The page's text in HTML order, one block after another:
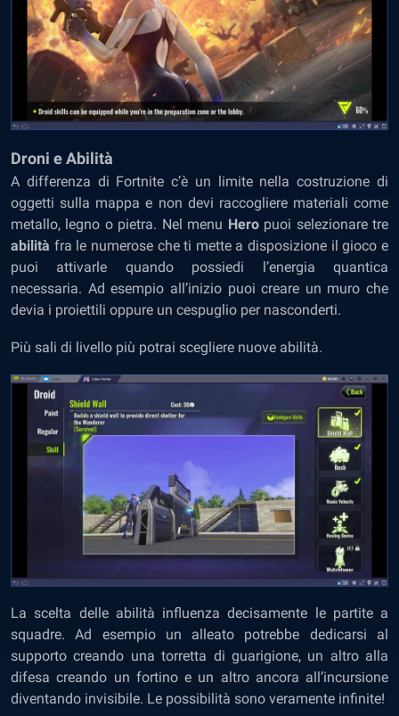
Droni e Abilità
A differenza di Fortnite c’è un limite nella costruzione di
oggetti sulla mappa e non devi raccogliere materiali come
metallo, legno o pietra. Nel menu Heropuoi selezionare tre
abilità fra le numerose che ti mette a disposizione il gioco e
puoi attivarle quando possiedi l’energia quantica
necessaria. Ad esempio all’inizio puoi creare un muro che
devia i proiettili oppure un cespuglio per nasconderti.
Più sali di livello più potrai scegliere nuove abilità.
La scelta delle abilità influenza decisamente le partite a
squadre. Ad esempio un alleato potrebbe dedicarsi al
supporto creando una torretta di guarigione, un altro alla
difesa creando un fortino e un altro ancora all’incursione
diventando invisibile. Le possibilità sono veramente infinite!